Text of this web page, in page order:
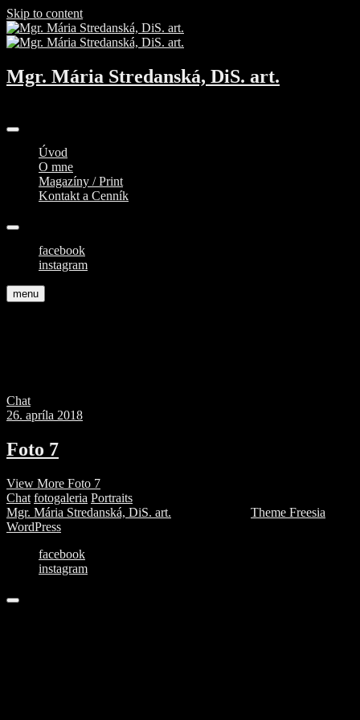
Skip to content
Mgr. Mária Stredanská, DiS. art.
Úvod
O mne
Magazíny / Print
Kontakt a Cenník
facebook
instagram
menu
Chat
26. apríla 2018
Foto 7
View More Foto 7
Chat fotogaleria Portraits
Mgr. Mária Stredanská, DiS. art.
Theme Freesia
WordPress
facebook
instagram